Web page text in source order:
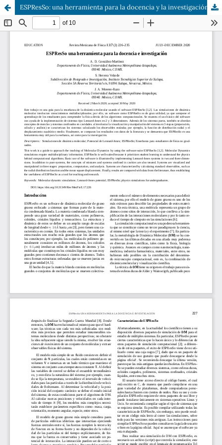
ESPResSo: una herramienta para la docencia y la investigación